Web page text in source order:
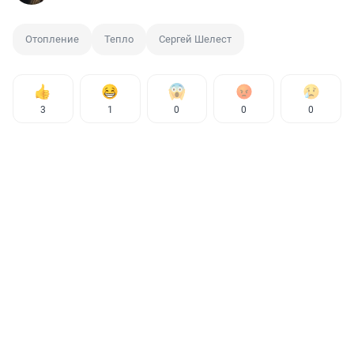
Отопление Тепло Сергей Шелест
3 1 0 0 0